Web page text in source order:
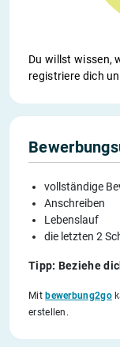
Du willst wissen,
registriere dich
vollständige
Anschreiben
Lebenslauf
die letzten 2
Tipp: Beziehe
Mit bewerbung2go
erstellen.